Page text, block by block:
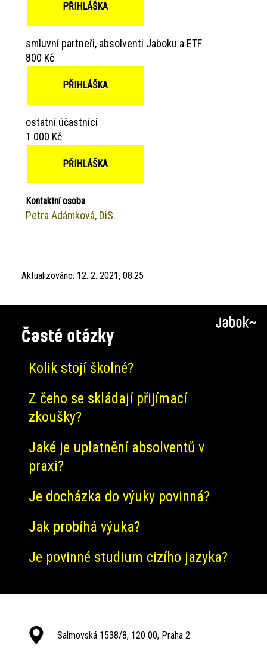
PŘIHLÁŠKA
smluvní partneři, absolventi Jaboku a ETF
800 Kč
PŘIHLÁŠKA
ostatní účastníci
1 000 Kč
PŘIHLÁŠKA
Kontaktní osoba
Petra Adámková, DiS.
Aktualizováno: 12. 2. 2021, 08:25
Časté otázky
Kolik stojí školné?
Z čeho se skládají přijímací
zkoušky?
Jaké je uplatnění absolventů v
praxi?
Je docházka do výuky povinná?
Jak probíhá výuka?
Je povinné studium cizího jazyka?
Salmovská 1538/8, 120 00, Praha 2